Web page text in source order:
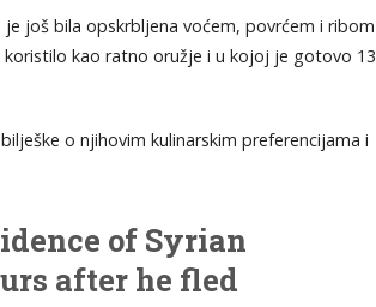
još bila opskrbljena voćem, povrćem i ribom
kao ratno oružje i u kojoj je gotovo 13
o njihovim kulinarskim preferencijama i
of Syrian
after he fled